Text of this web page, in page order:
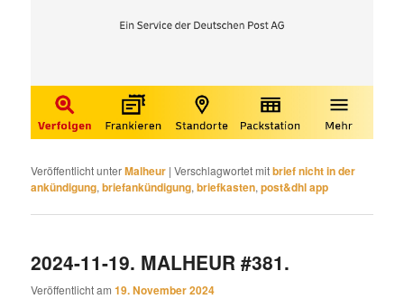
Veröffentlicht unterMalheur |Verschlagwortet mitbrief nicht in der
ankündigung,briefankündigung,briefkasten,post&dhl app
2024-11-19. MALHEUR #381.
Veröffentlicht am19. November 2024